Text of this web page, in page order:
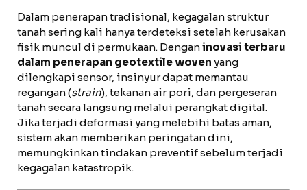
Dalam penerapan tradisional, kegagalan struktur
tanah sering kali hanya terdeteksi setelah kerusakan
fisik muncul di permukaan. Denganinovasi terbaru
dalam penerapan geotextile woven yang
dilengkapi sensor, insinyur dapat memantau
regangan (strain), tekanan air pori, dan pergeseran
tanah secara langsung melalui perangkat digital.
Jika terjadi deformasi yang melebihi batas aman,
sistem akan memberikan peringatan dini,
memungkinkan tindakan preventif sebelum terjadi
kegagalan katastropik.